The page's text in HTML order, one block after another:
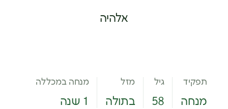
אלהיה
תפקיד
מנחה
גיל
58
מזל
בתולה
מנחה במכללה
1 שנה